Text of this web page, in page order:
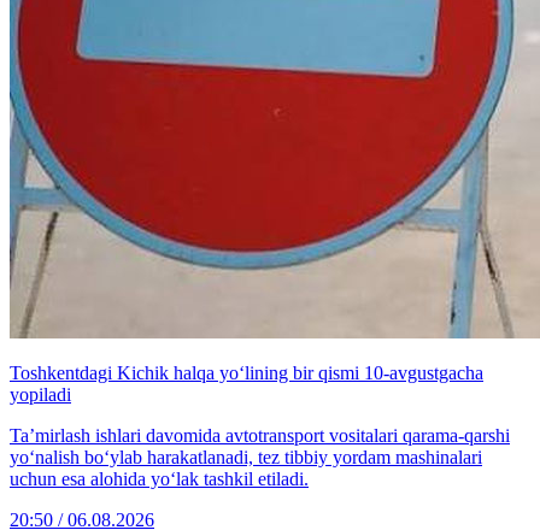
Toshkentdagi Kichik halqa yo‘lining bir qismi 10-avgustgacha
yopiladi
Ta’mirlash ishlari davomida avtotransport vositalari qarama-qarshi
yo‘nalish bo‘ylab harakatlanadi, tez tibbiy yordam mashinalari
uchun esa alohida yo‘lak tashkil etiladi.
20:50 / 06.08.2026